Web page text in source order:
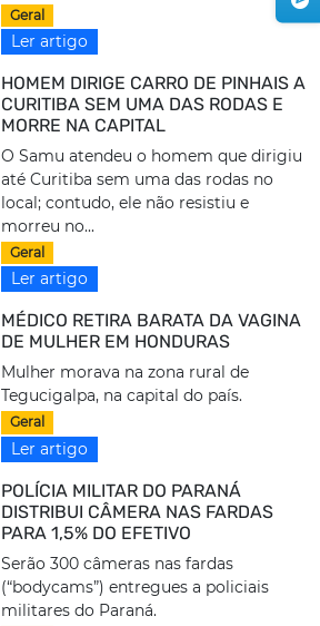
Geral
Ler artigo
HOMEM DIRIGE CARRO DE PINHAIS A
CURITIBA SEM UMA DAS RODAS E
MORRE NA CAPITAL
O Samu atendeu o homem que dirigiu
até Curitiba sem uma das rodas no
local; contudo, ele não resistiu e
morreu no...
Geral
Ler artigo
MÉDICO RETIRA BARATA DA VAGINA
DE MULHER EM HONDURAS
Mulher morava na zona rural de
Tegucigalpa, na capital do país.
Geral
Ler artigo
POLÍCIA MILITAR DO PARANÁ
DISTRIBUI CÂMERA NAS FARDAS
PARA 1,5% DO EFETIVO
Serão 300 câmeras nas fardas
(“bodycams”) entregues a policiais
militares do Paraná.